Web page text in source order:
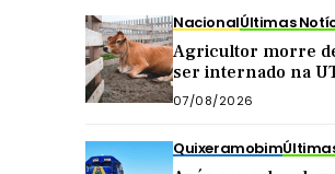
NacionalÚltimas
Agricultor morre
ser internado na
levar ‘marrada’ de
enquanto tirava leite
07/08/2026
Quixeramobim